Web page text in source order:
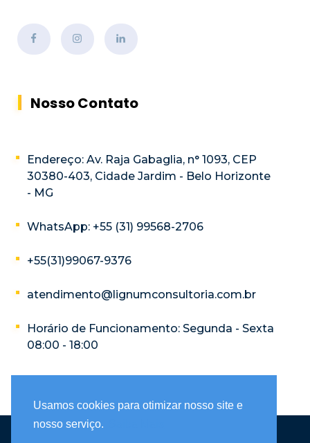
Usamos cookies para otimizar nosso site e
nosso serviço.
Nosso Contato
Endereço: Av. Raja Gabaglia, n° 1093, CEP
30380-403, Cidade Jardim - Belo Horizonte
- MG
WhatsApp: +55 (31) 99568-2706
+55(31)99067-9376
atendimento@lignumconsultoria.com.br
Horário de Funcionamento: Segunda - Sexta
08:00 - 18:00